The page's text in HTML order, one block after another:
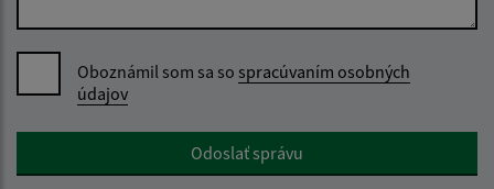
Oboznámil som sa so spracúvaním osobných
údajov
Google reCaptcha ResponseOdoslať správu